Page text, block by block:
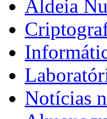
Aldeia
Notícias